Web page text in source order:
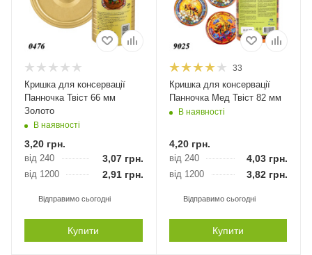
Кришка для консервації
Панночка Твіст 66 мм
Золото
В наявності
3,20 грн.
від 240 3,07грн.
від 1200 2,91грн.
Відправимо сьогодні
Купити
33
Кришка для консервації
Панночка Мед Твіст 82 мм
В наявності
4,20грн.
від 240 4,03 грн.
від 1200 3,82 грн.
Відправимо сьогодні
Купити